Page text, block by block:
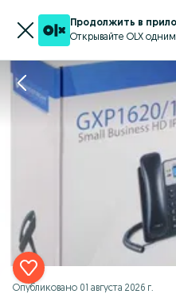
Продолжить в
Открывайте OLX
Опубликовано 01 августа 2026 г.